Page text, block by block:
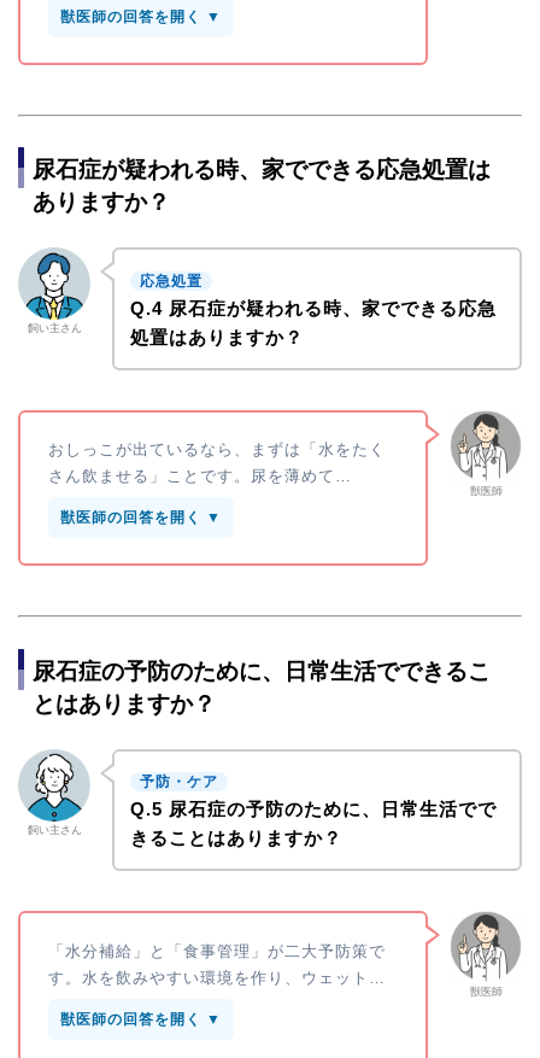
獣医師の回答を開く ▼
尿石症が疑われる時、家でできる応急処置は
ありますか？
飼い主さん
応急処置
Q.4 尿石症が疑われる時、家でできる応急
処置はありますか？
獣医師
おしっこが出ているなら、まずは「水をたく
さん飲ませる」ことです。尿を薄めて…
獣医師の回答を開く ▼
尿石症の予防のために、日常生活でできるこ
とはありますか？
飼い主さん
予防・ケア
Q.5 尿石症の予防のために、日常生活でで
きることはありますか？
獣医師
「水分補給」と「食事管理」が二大予防策で
す。水を飲みやすい環境を作り、ウェット…
獣医師の回答を開く ▼